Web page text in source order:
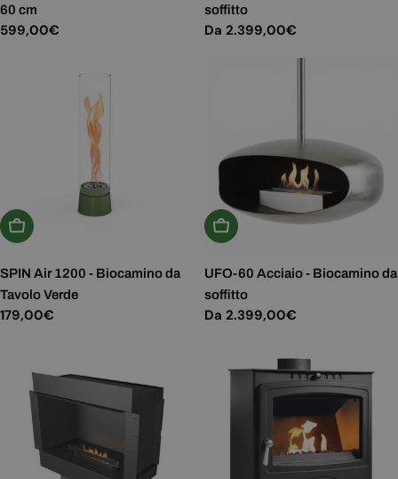
60 cm
Prezzo
599,00€
soffitto
Prezzo
Da 2.399,00€
Aggiungi Al Carrello
SPIN Air 1200 - Biocamino da
Tavolo Verde
Prezzo
179,00€
Scegli Le Opzioni
UFO-60 Acciaio - Biocamino da
soffitto
Prezzo
Da 2.399,00€